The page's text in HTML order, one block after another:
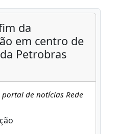
da
em centro de
Petrobras
de notícias Rede